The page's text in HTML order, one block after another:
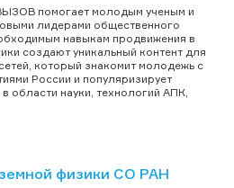
помогает молодым ученым и
лидерами общественного
навыкам продвижения в
создают уникальный контент для
который знакомит молодежь с
России и популяризирует
области науки, технологий АПК,
физики СО РАН